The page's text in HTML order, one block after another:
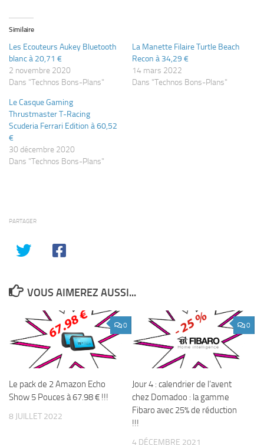
Similaire
Les Ecouteurs Aukey Bluetooth
blanc à 20,71 €
2 novembre 2020
Dans "Technos Bons-Plans"
La Manette Filaire Turtle Beach
Recon à 34,29 €
14 mars 2022
Dans "Technos Bons-Plans"
Le Casque Gaming
Thrustmaster T-Racing
Scuderia Ferrari Edition à 60,52
€
30 décembre 2020
Dans "Technos Bons-Plans"
PARTAGER
VOUS AIMEREZ AUSSI...
0
Le pack de 2 Amazon Echo
Show 5 Pouces à 67.98 € !!!
8 JUILLET 2022
0
Jour 4 : calendrier de l’avent
chez Domadoo : la gamme
Fibaro avec 25% de réduction
!!!
4 DÉCEMBRE 2021